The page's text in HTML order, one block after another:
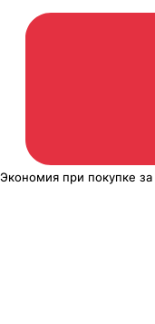
Экономия при покупке за